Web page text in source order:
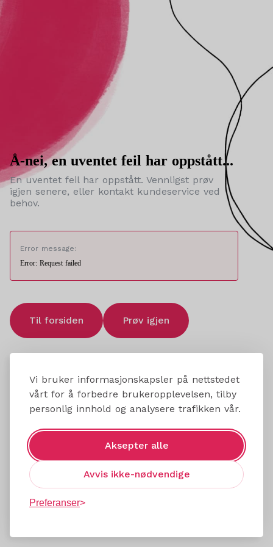
Vi bruker informasjonskapsler på nettstedet
vårt for å forbedre brukeropplevelsen, tilby
personlig innhold og analysere trafikken vår.
Aksepter alle
Avvis ikke-nødvendige
Preferanser
Å-nei, en uventet feil har oppstått...
En uventet feil har oppstått. Vennligst prøv
igjen senere, eller kontakt kundeservice ved
behov.
Error message:
Error: Request failed
Til forsiden Prøv igjen